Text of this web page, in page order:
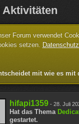
Aktivitäten
Forum verwendet
setzen.
mit wie es mit
hifapi1359- 28. Juli
Hat das Thema
gestartet.